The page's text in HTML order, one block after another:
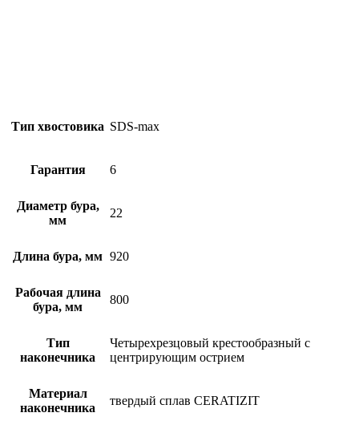
Тип хвостовика SDS-max
Гарантия 6
Диаметр бура,
мм
22
Длина бура, мм 920
Рабочая длина
бура, мм
800
Тип
наконечника
Четырехрезцовый крестообразный с
центрирующим острием
Материал
наконечника
твердый сплав CERATIZIT